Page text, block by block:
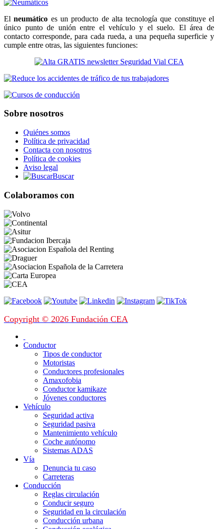
Elneumático es un producto de alta tecnología que constituye el
único punto de unión entre el vehículo y el suelo. El área de
contacto corresponde, para cada rueda, a una pequeña superficie y
cumple entre otras, las siguientes funciones:
Sobre nosotros
Quiénes somos
Política de privacidad
Contacta con nosotros
Política de cookies
Aviso legal
Buscar
Colaboramos con
Copyright © 2026 Fundación CEA
Conductor
Tipos de conductor
Motoristas
Conductores profesionales
Amaxofobia
Conductor kamikaze
Jóvenes conductores
Vehículo
Seguridad activa
Seguridad pasiva
Mantenimiento vehículo
Coche autónomo
Sistemas ADAS
Vía
Denuncia tu caso
Carreteras
Conducción
Reglas circulación
Conducir seguro
Seguridad en la circulación
Conducción urbana